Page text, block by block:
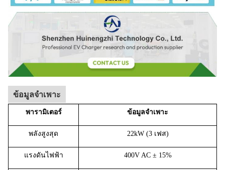
ข้อมูลจำเพาะ
พารามิเตอร์ ข้อมูลจำเพาะ
พลังสูงสุด 22kW (3 เฟส)
แรงดันไฟฟ้า 400V AC ± 15%